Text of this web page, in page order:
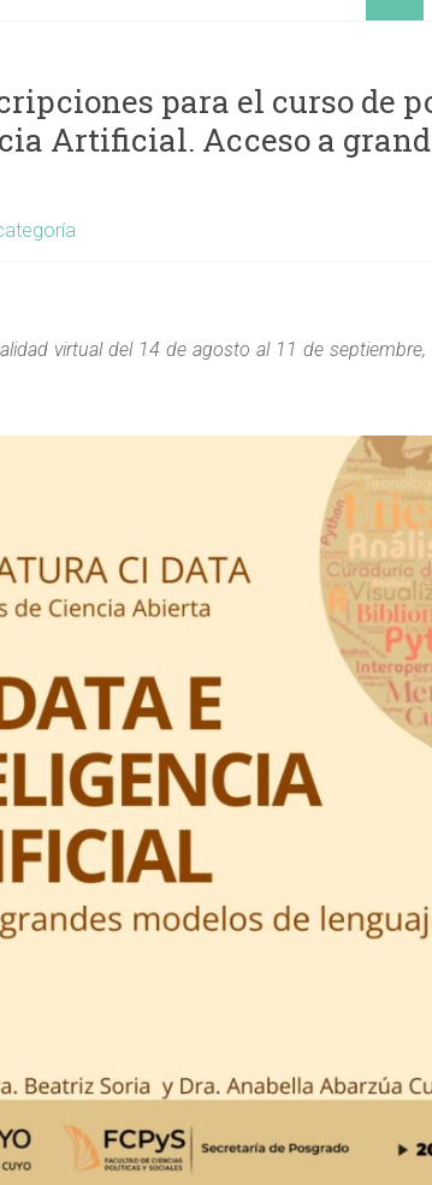
para el curso de
Artificial. Acceso a
virtual del 14 de agosto al 11 de